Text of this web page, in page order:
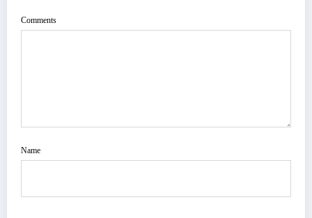
Comments
Name